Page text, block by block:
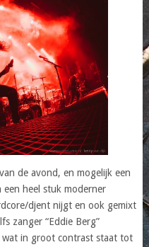
de avond, en mogelijk een
heel stuk moderner
djent nijgt en ook gemixt
zanger “Eddie Berg”
in groot contrast staat tot